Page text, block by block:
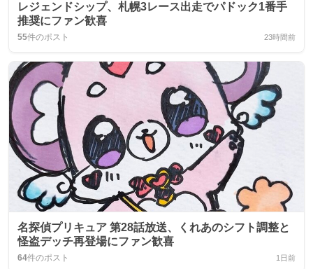
レジェンドシップ、札幌3レース出走でパドック1番手
推奨にファン歓喜
55件のポスト 23時間前
名探偵プリキュア 第28話放送、くれあのシフト調整と
怪盗デッチ再登場にファン歓喜
64件のポスト 1日前